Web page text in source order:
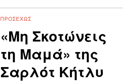
ΠΡΟΣΕΧΏΣ
«Μη Σκοτώνεις
τη Μαμά» της
Σαρλότ Κήτλυ